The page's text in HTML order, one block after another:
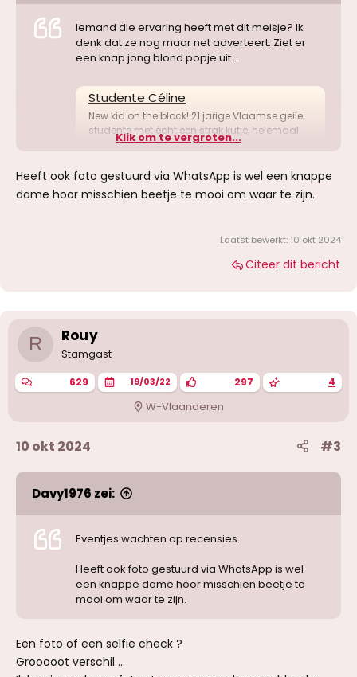
Iemand die ervaring heeft met dit meisje? Ik
denk dat ze nog maar net adverteert. Ziet er
een knap jong blond popje uit…
Studente Céline
New kid on the block! 21 jarige Vlaamse geile
studente met écht een strak kutje, helemaal
verzot op seks! Ik garandeer je een
Klik om te vergroten...
Heeft ook foto gestuurd via WhatsApp is wel een knappe
dame hoor misschien beetje te mooi om waar te zijn.
Laatst bewerkt: 10 okt 2024
Citeer dit bericht
R Rouy
Stamgast
629 19/03/22 297 4
W-Vlaanderen
10 okt 2024 #3
Davy1976 zei:
Eventjes wachten op recensies.
Heeft ook foto gestuurd via WhatsApp is wel
een knappe dame hoor misschien beetje te
mooi om waar te zijn.
Een foto of een selfie check ?
Grooooot verschil ...